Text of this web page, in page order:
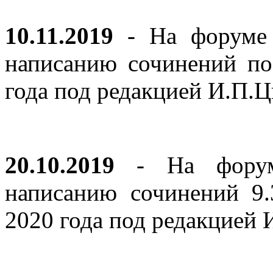
10.11.2019 - На форуме
написанию сочинений
года под редакцией
20.10.2019 - На
написанию сочинений
2020 года под